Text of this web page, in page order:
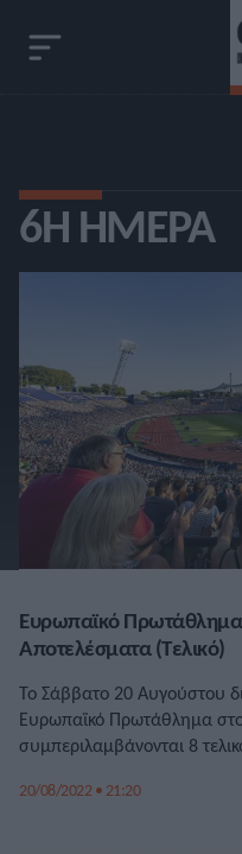
6Η ΗΜΈΡΑ
Ευρωπαϊκό
Αποτελέσματα (Τελικό)
Το Σάββατο 20 Αυγούστου
Ευρωπαϊκό Πρωτάθλημα
συμπεριλαμβάνονται 8
20/08/2022 • 21:20